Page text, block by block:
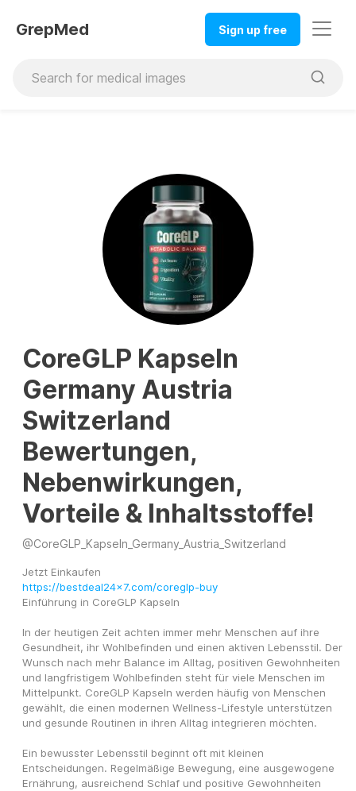
GrepMed Sign up free
CoreGLP Kapseln
Germany Austria
Switzerland
Bewertungen,
Nebenwirkungen,
Vorteile & Inhaltsstoffe!
@CoreGLP_Kapseln_Germany_Austria_Switzerland
Jetzt Einkaufen
https://bestdeal24x7.com/coreglp-buy
Einführung in CoreGLP Kapseln
In der heutigen Zeit achten immer mehr Menschen auf ihre
Gesundheit, ihr Wohlbefinden und einen aktiven Lebensstil. Der
Wunsch nach mehr Balance im Alltag, positiven Gewohnheiten
und langfristigem Wohlbefinden steht für viele Menschen im
Mittelpunkt. CoreGLP Kapseln werden häufig von Menschen
gewählt, die einen modernen Wellness-Lifestyle unterstützen
und gesunde Routinen in ihren Alltag integrieren möchten.
Ein bewusster Lebensstil beginnt oft mit kleinen
Entscheidungen. Regelmäßige Bewegung, eine ausgewogene
Ernährung, ausreichend Schlaf und positive Gewohnheiten